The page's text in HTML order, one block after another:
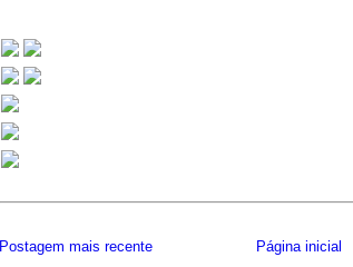
Postagem mais recente Página inicial